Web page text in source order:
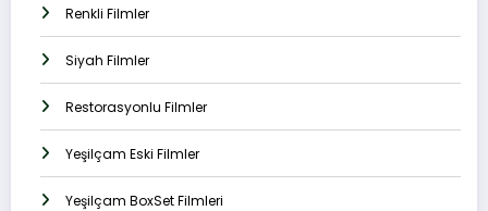
Renkli Filmler
Siyah Filmler
Restorasyonlu Filmler
Yeşilçam Eski Filmler
Yeşilçam BoxSet Filmleri